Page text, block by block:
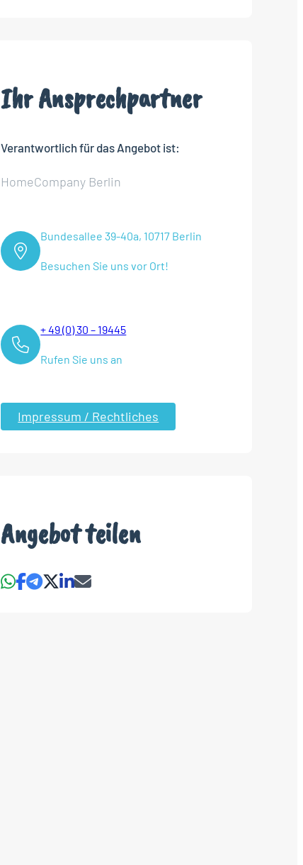
Ihr Ansprechpartner
Verantwortlich für das Angebot ist:
HomeCompany Berlin
Bundesallee 39-40a, 10717 Berlin
Besuchen Sie uns vor Ort!
+ 49 (0) 30 – 19445
Rufen Sie uns an
Impressum / Rechtliches
Angebot teilen